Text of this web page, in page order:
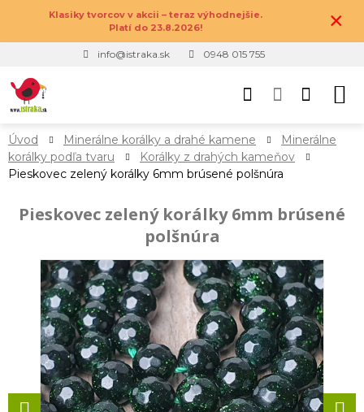
Klasiky tvorcov v akcii – teraz výhodnejšie.
Platí do 23.8.2026!
×
info@istraka.sk 0948 015 755
Úvod Minerálne korálky a drahé kamene
Minerálne
korálky podľa tvaru
Korálky z drahých kameňov
Pieskovec zelený korálky 6mm brúsené polšnúra
Pieskovec zelený korálky 6mm brúsené
polšnúra